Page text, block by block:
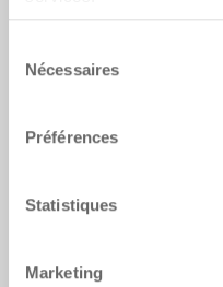
Nécessaires
Préférences
Statistiques
Marketing
Numéro de commande
Dimensions
Coloris: